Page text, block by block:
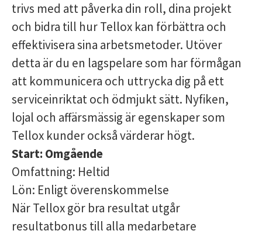
trivs med att påverka din roll, dina projekt
och bidra till hur Tellox kan förbättra och
effektivisera sina arbetsmetoder. Utöver
detta är du en lagspelare som har förmågan
att kommunicera och uttrycka dig på ett
serviceinriktat och ödmjukt sätt. Nyfiken,
lojal och affärsmässig är egenskaper som
Tellox kunder också värderar högt.
Start: Omgående
Omfattning: Heltid
Lön: Enligt överenskommelse
NärTelloxgör bra resultat utgår
resultatbonus till alla medarbetare